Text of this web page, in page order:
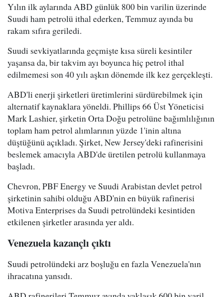
Yılın ilk aylarında ABD günlük 800 bin varilin üzerinde
Suudi ham petrolü ithal ederken, Temmuz ayında bu
rakam sıfıra geriledi.
Suudi sevkiyatlarında geçmişte kısa süreli kesintiler
yaşansa da, bir takvim ayı boyunca hiç petrol ithal
edilmemesi son 40 yılı aşkın dönemde ilk kez gerçekleşti.
ABD'li enerji şirketleri üretimlerini sürdürebilmek için
alternatif kaynaklara yöneldi. Phillips 66 Üst Yöneticisi
Mark Lashier, şirketin Orta Doğu petrolüne bağımlılığının
toplam ham petrol alımlarının yüzde 1'inin altına
düştüğünü açıkladı. Şirket, New Jersey'deki rafinerisini
beslemek amacıyla ABD'de üretilen petrolü kullanmaya
başladı.
Chevron, PBF Energy ve Suudi Arabistan devlet petrol
şirketinin sahibi olduğu ABD'nin en büyük rafinerisi
Motiva Enterprises da Suudi petrolündeki kesintiden
etkilenen şirketler arasında yer aldı.
Venezuela kazançlı çıktı
Suudi petrolündeki arz boşluğu en fazla Venezuela'nın
ihracatına yansıdı.